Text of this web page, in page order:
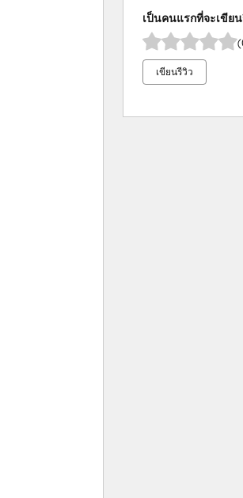
เป็นคนแรกที่จะเขีย
เขียนรีวิว